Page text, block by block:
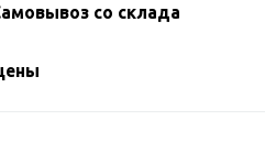
со склада